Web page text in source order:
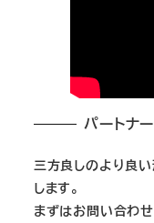
パートナ
三方良しのより良
します。
まずはお問い合わせ